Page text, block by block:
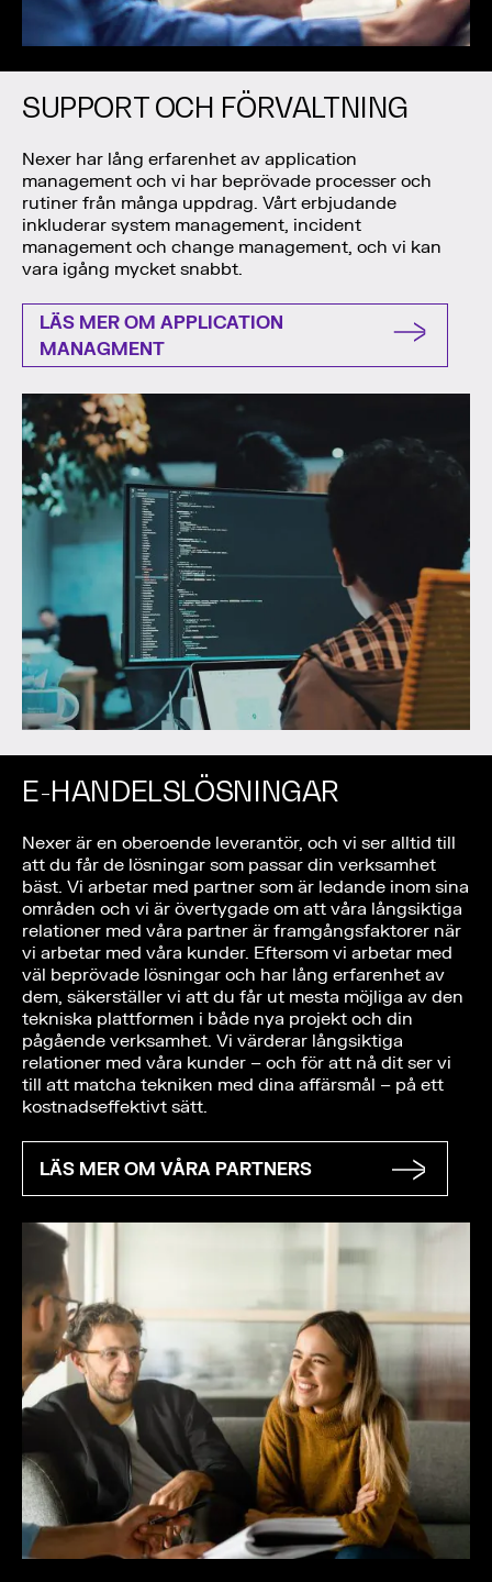
SUPPORT OCH FÖRVALTNING
Nexer har lång erfarenhet av application
management och vi har beprövade processer och
rutiner från många uppdrag. Vårt erbjudande
inkluderar system management, incident
management och change management, och vi kan
vara igång mycket snabbt.
LÄS MER OM APPLICATION
MANAGMENT
E-HANDELSLÖSNINGAR
Nexer är en oberoende leverantör, och vi ser alltid till
att du får de lösningar som passar din verksamhet
bäst. Vi arbetar med partner som är ledande inom sina
områden och vi är övertygade om att våra långsiktiga
relationer med våra partner är framgångsfaktorer när
vi arbetar med våra kunder. Eftersom vi arbetar med
väl beprövade lösningar och har lång erfarenhet av
dem, säkerställer vi att du får ut mesta möjliga av den
tekniska plattformen i både nya projekt och din
pågående verksamhet. Vi värderar långsiktiga
relationer med våra kunder – och för att nå dit ser vi
till att matcha tekniken med dina affärsmål – på ett
kostnadseffektivt sätt.
LÄS MER OM VÅRA PARTNERS